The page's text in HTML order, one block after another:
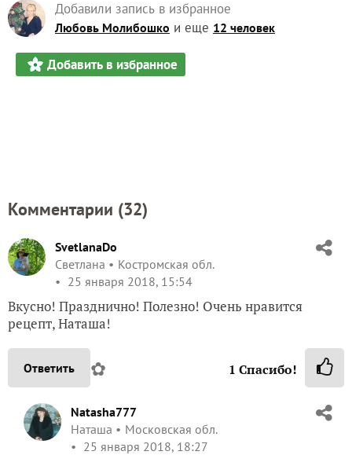
Добавили запись в избранное
Любовь Молибошко и еще 12 человек
Добавить в избранное
Комментарии (32)
SvetlanaDo
Светлана
Костромская обл.
25 января 2018, 15:54
Вкусно! Празднично! Полезно! Очень нравится
рецепт, Наташа!
Ответить ✿ 1 Спасибо!
Natasha777
Наташа
Московская обл.
25 января 2018, 18:27